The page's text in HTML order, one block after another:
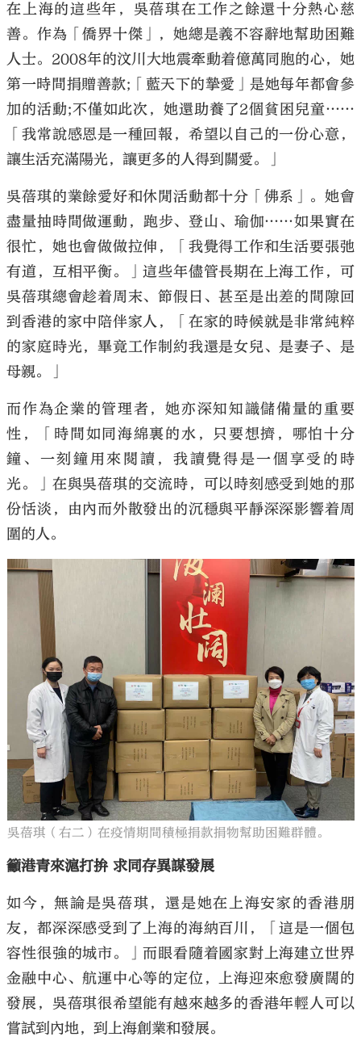
在上海的這些年，吳蓓琪在工作之餘還十分熱心慈
善。作為「僑界十傑」，她總是義不容辭地幫助困難
人士。2008年的汶川大地震牽動着億萬同胞的心，她
第一時間捐贈善款;「藍天下的摯愛」是她每年都會參
加的活動;不僅如此次，她還助養了2個貧困兒童……
「我常說感恩是一種回報，希望以自己的一份心意，
讓生活充滿陽光，讓更多的人得到關愛。」
吳蓓琪的業餘愛好和休閒活動都十分「佛系」。她會
盡量抽時間做運動，跑步、登山、瑜伽……如果實在
很忙，她也會做做拉伸，「我覺得工作和生活要張弛
有道，互相平衡。」這些年儘管長期在上海工作，可
吳蓓琪總會趁着周末、節假日、甚至是出差的間隙回
到香港的家中陪伴家人，「在家的時候就是非常純粹
的家庭時光，畢竟工作制約我還是女兒、是妻子、是
母親。」
而作為企業的管理者，她亦深知知識儲備量的重要
性，「時間如同海綿裏的水，只要想擠，哪怕十分
鐘、一刻鐘用來閱讀，我讀覺得是一個享受的時
光。」在與吳蓓琪的交流時，可以時刻感受到她的那
份恬淡，由內而外散發出的沉穩與平靜深深影響着周
圍的人。
吳蓓琪（右二）在疫情期間積極捐款捐物幫助困難群體。
籲港青來滬打拚 求同存異謀發展
如今，無論是吳蓓琪，還是她在上海安家的香港朋
友，都深深感受到了上海的海納百川，「這是一個包
容性很強的城市。」而眼看隨着國家對上海建立世界
金融中心、航運中心等的定位，上海迎來愈發廣闊的
發展，吳蓓琪很希望能有越來越多的香港年輕人可以
嘗試到內地，到上海創業和發展。